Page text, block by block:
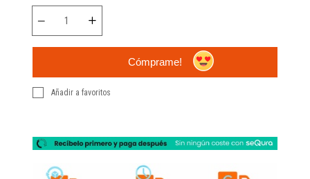
Cómprame!
Añadir a favoritos